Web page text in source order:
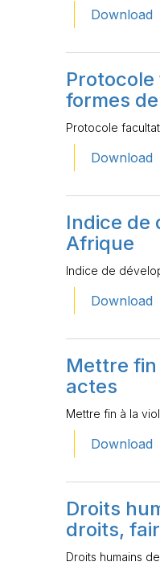
Download
formes
Protocole
Download
Indice de
Afrique
Indice de
Download
Mettre fin
actes
Mettre fin à la
Download
Droits
droits,
Droits humains